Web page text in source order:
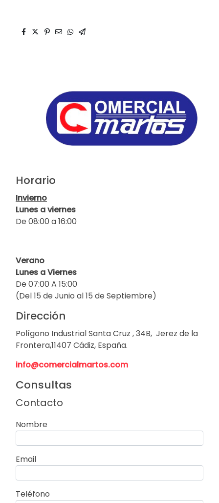
Horario
Invierno
Lunes a viernes
De 08:00 a 16:00
Verano
Lunes a Viernes
De 07:00 A 15:00
(Del 15 de Junio al 15 de Septiembre)
Dirección
Polígono Industrial Santa Cruz , 34B, Jerez de la
Frontera,11407 Cádiz, España.
info@comercialmartos.com
Consultas
Contacto
Nombre
Email
Teléfono